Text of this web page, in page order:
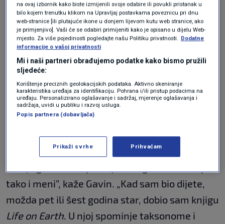
kukca nazvati u čast siruDavidu
Attenboroughuupravo uoči njegova 100.
rođendana, 8. svibnja.
Osu su nazvali Attenboroughnculus taukao
priznanje ne samo za izniman rad kojim je
Attenborough ljudima približio čudesnost i
ljepotu prirode, nego i zato što je nadahnuo
prirodoslovlju.
tako i meni”, kaže Gavin. „Kad sam bio dijete,
možda pet ili šest godina star, dobio sam knjigu
Life on Earth. U njoj spominje taksonome i
na ovaj izbornik kako biste izmijenili svoje odabire ili povukli pristanak u
bilo kojem trenutku klikom na Upravljaj postavkama poveznicu pri dnu
web-stranice [ili plutajuće ikone u donjem lijevom kutu web stranice, ako
je primjenjivo]. Vaši će se odabiri primijeniti kako je opisano u dijelu Web-
mjesto. Za više pojedinosti pogledajte našu Politiku privatnosti. Dodatne
informacije o vašoj privatnosti
Mi i naši partneri obrađujemo podatke kako bismo pružili
sljedeće:
Korištenje preciznih geolokacijskih podataka. Aktivno skeniranje
karakteristika uređaja za identifikaciju. Pohrana i/ili pristup podacima na
uređaju. Personalizirano oglašavanje i sadržaj, mjerenje oglašavanja i
sadržaja, uvidi u publiku i razvoj usluga.
Popis partnera (dobavljača)
Prikaži svrhe Prihvaćam